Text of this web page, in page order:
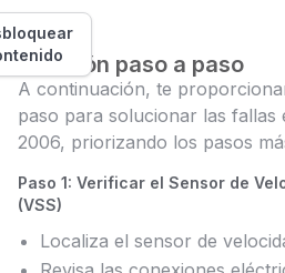
Solución paso a paso
A continuación, te
paso para solucionar las fallas
2006, priorizando los pasos
Paso 1: Verificar el Sensor de
(VSS)
Localiza el sensor de